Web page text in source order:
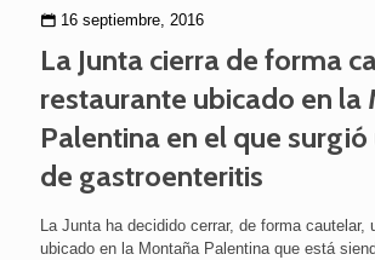
16 septiembre, 2016
La Junta cierra de forma
restaurante ubicado en la
Palentina en el que
de gastroenteritis
La Junta ha decidido cerrar, de forma cautelar,
ubicado en la Montaña Palentina que está